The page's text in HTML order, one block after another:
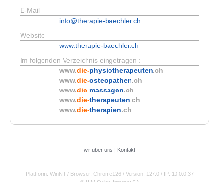
E-Mail
info@therapie-baechler.ch
Website
www.therapie-baechler.ch
Im folgenden Verzeichnis eingetragen :
www.die-physiotherapeuten.ch
www.die-osteopathen.ch
www.die-massagen.ch
www.die-therapeuten.ch
www.die-therapien.ch
wir über uns | Kontakt
Plattform: WinNT / Browser: Chrome126 / Version: 127.0 / IP: 10.0.0.37